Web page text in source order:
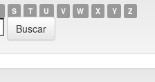
S T U V W X Y Z